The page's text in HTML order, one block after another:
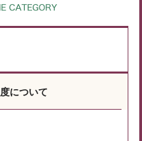
について